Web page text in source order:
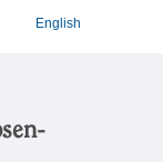
English